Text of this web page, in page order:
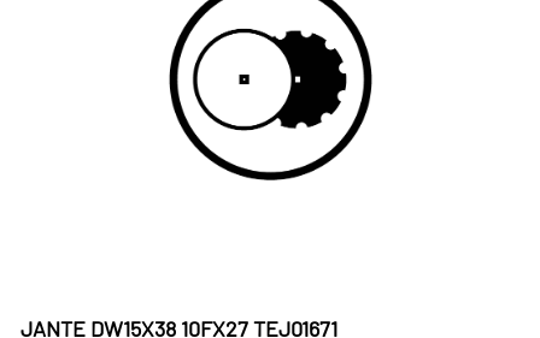
JANTE DW15X38 10FX27 TEJ01671